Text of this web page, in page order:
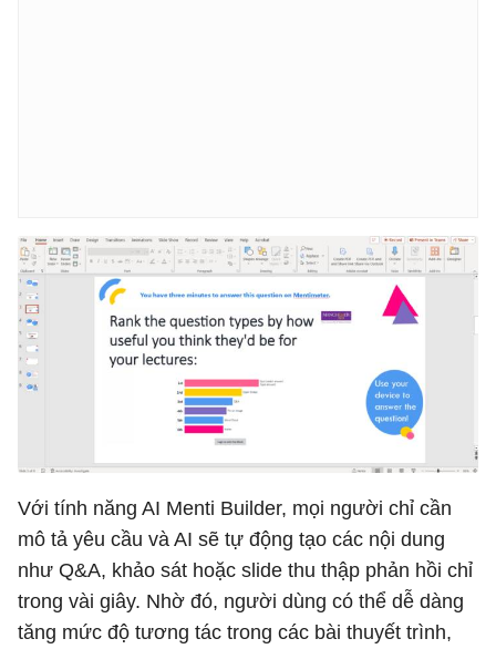
Với tính năng AI Menti Builder, mọi người chỉ cần
mô tả yêu cầu và AI sẽ tự động tạo các nội dung
như Q&A, khảo sát hoặc slide thu thập phản hồi chỉ
trong vài giây. Nhờ đó, người dùng có thể dễ dàng
tăng mức độ tương tác trong các bài thuyết trình,